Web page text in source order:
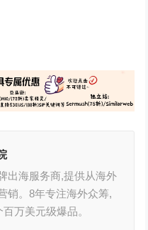
出海服务商,提供从海外
销。8年专注海外众筹,
万美元级爆品。